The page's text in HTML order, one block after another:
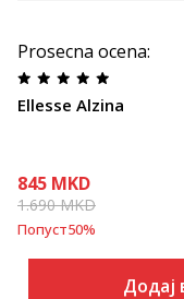
Prosecna ocena:
Ellesse Alzina
845 MKD
1.690MKD
Попуст50%
Додај